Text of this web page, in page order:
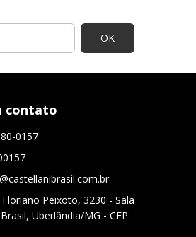
contato
0157
Peixoto, 3230 - Sala
Uberlândia/MG - CEP: